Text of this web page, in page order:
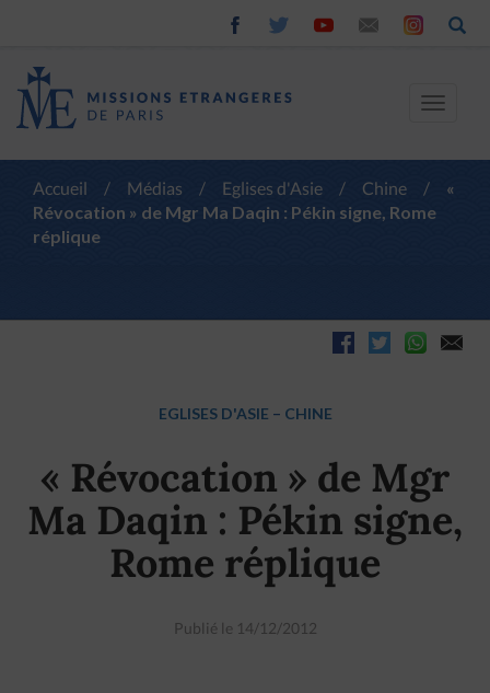
Toggle
Accueil / Médias / Eglises d'Asie / Chine /
«
Révocation » de Mgr Ma Daqin : Pékin signe, Rome
réplique
EGLISES D'ASIE – CHINE
« Révocation » de Mgr
Ma Daqin : Pékin signe,
Rome réplique
Publié le 14/12/2012